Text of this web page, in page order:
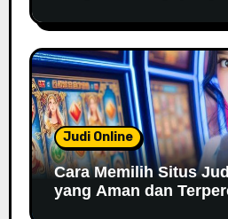
Judi Online
Cara Memilih Situs
yang Aman dan